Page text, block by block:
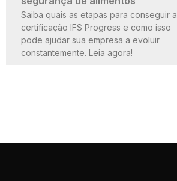
Saiba quais as etapas para conseguir a
certificação IFS Progress e como isso
pode ajudar sua empresa a evoluir
constantemente. Leia agora!